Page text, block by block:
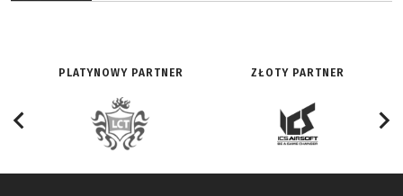
PLATYNOWY PARTNER ZŁOTY PARTNER